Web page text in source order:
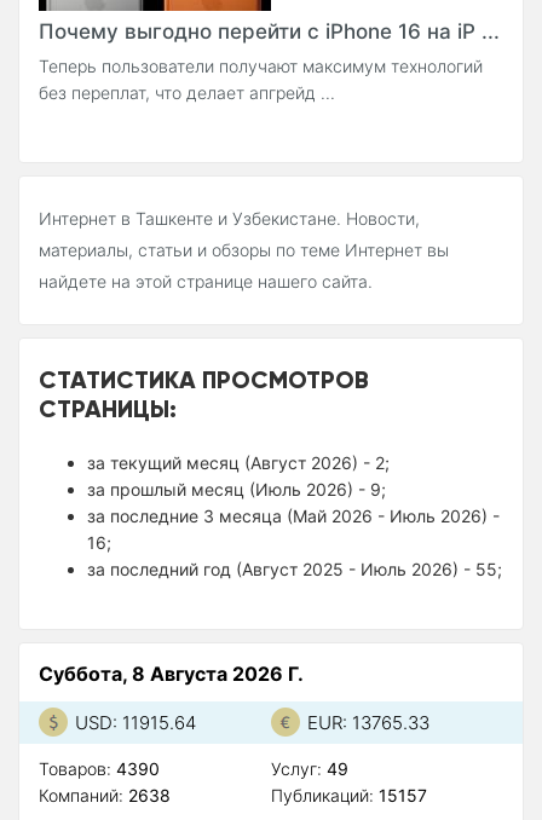
Почему выгодно перейти с iPhone 16 на iP ...
Теперь пользователи получают максимум технологий
без переплат, что делает апгрейд ...
Интернет в Ташкенте и Узбекистане. Новости,
материалы, статьи и обзоры по теме Интернет вы
найдете на этой странице нашего сайта.
СТАТИСТИКА ПРОСМОТРОВ
СТРАНИЦЫ:
за текущий месяц (Август 2026) - 2;
за прошлый месяц (Июль 2026) - 9;
за последние 3 месяца (Май 2026 - Июль 2026) -
16;
за последний год (Август 2025 - Июль 2026) - 55;
Суббота, 8 Августа 2026 Г.
USD: 11915.64 EUR: 13765.33
Товаров: 4390
Компаний: 2638
Услуг: 49
Публикаций: 15157